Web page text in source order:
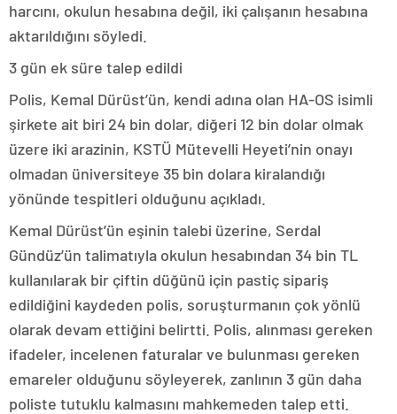
harcını, okulun hesabına değil, iki çalışanın hesabına
aktarıldığını söyledi.
3 gün ek süre talep edildi
Polis, Kemal Dürüst’ün, kendi adına olan HA-OS isimli
şirkete ait biri 24 bin dolar, diğeri 12 bin dolar olmak
üzere iki arazinin, KSTÜ Mütevelli Heyeti’nin onayı
olmadan üniversiteye 35 bin dolara kiralandığı
yönünde tespitleri olduğunu açıkladı.
Kemal Dürüst’ün eşinin talebi üzerine, Serdal
Gündüz’ün talimatıyla okulun hesabından 34 bin TL
kullanılarak bir çiftin düğünü için pastiç sipariş
edildiğini kaydeden polis, soruşturmanın çok yönlü
olarak devam ettiğini belirtti. Polis, alınması gereken
ifadeler, incelenen faturalar ve bulunması gereken
emareler olduğunu söyleyerek, zanlının 3 gün daha
poliste tutuklu kalmasını mahkemeden talep etti.